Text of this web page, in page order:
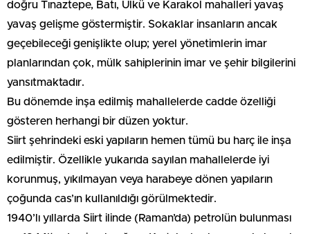
doğru Tınaztepe, Batı, Ülkü ve Karakol mahalleri yavaş
yavaş gelişme göstermiştir. Sokaklar insanların ancak
geçebileceği genişlikte olup; yerel yönetimlerin imar
planlarından çok, mülk sahiplerinin imar ve şehir bilgilerini
yansıtmaktadır.
Bu dönemde inşa edilmiş mahallelerde cadde özelliği
gösteren herhangi bir düzen yoktur.
Siirt şehrindeki eski yapıların hemen tümü bu harç ile inşa
edilmiştir. Özellikle yukarıda sayılan mahallelerde iyi
korunmuş, yıkılmayan veya harabeye dönen yapıların
çoğunda cas’ın kullanıldığı görülmektedir.
1940’lı yıllarda Siirt ilinde (Raman’da) petrolün bulunması